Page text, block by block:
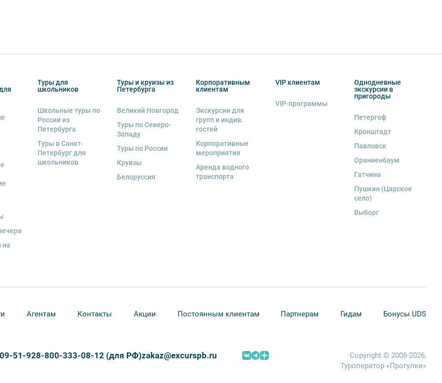
мажорными обстоятельствами; а также,
экскурсионного объекта. В случае
клиенту в полном объеме.
, представляется микроавтобус.
аудиооборудование. Ответственность
программы возлагается на
обязан возместить полную
каждого участника необходимо
паспорта
на
Туры для
школьников
Школьные туры по
России из
Петербурга
Туры в Санкт-
Петербург для
школьников
Туры и круизы из
Петербурга
Великий Новгород
Туры по Северо-
Западу
Туры по России
Круизы
Белоруссия
Корпоративным
клиентам
Экскурсии для
групп и индив.
гостей
Корпоративные
мероприятия
Аренда водного
транспорта
VIP клиентам
VIP-программы
Однодневные
экскурсии в
пригороды
Петергоф
Кронштадт
Павловск
Ораниенбаум
Гатчина
Пушкин (Царское
село)
Выборг
Агентам Контакты Акции Постоянным клиентам Партнерам Гидам Бонусы UDS
51-928-800-333-08-12 (для РФ)zakaz@excurspb.ru
Copyright © 2008-2026,
Туроператор «Прогулки»